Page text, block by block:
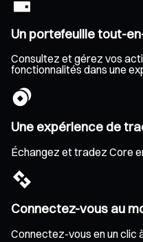
Un portefeuille tout-
Consultez et gérez vos
fonctionnalités dans une
Une expérience de
Échangez et tradez Core
Connectez-vous au
Connectez-vous en un clic